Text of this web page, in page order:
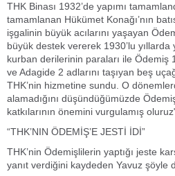
THK Binası 1932’de yapımı
tamamlanan Hükümet Konağı’nın
işgalinin büyük acılarını yaşayan
büyük destek vererek 1930’lu
kurban derilerinin paraları ile Ödemiş
ve Adagide 2 adlarını taşıyan beş
THK’nin hizmetine sundu. O
alamadığını düşündüğümüzde
katkılarının önemini vurgulamış
“THK’NIN ÖDEMİŞ’E JESTİ İDİ”
THK’nin Ödemişlilerin yaptığı jeste
yanıt verdiğini kaydeden Yavuz şöyle